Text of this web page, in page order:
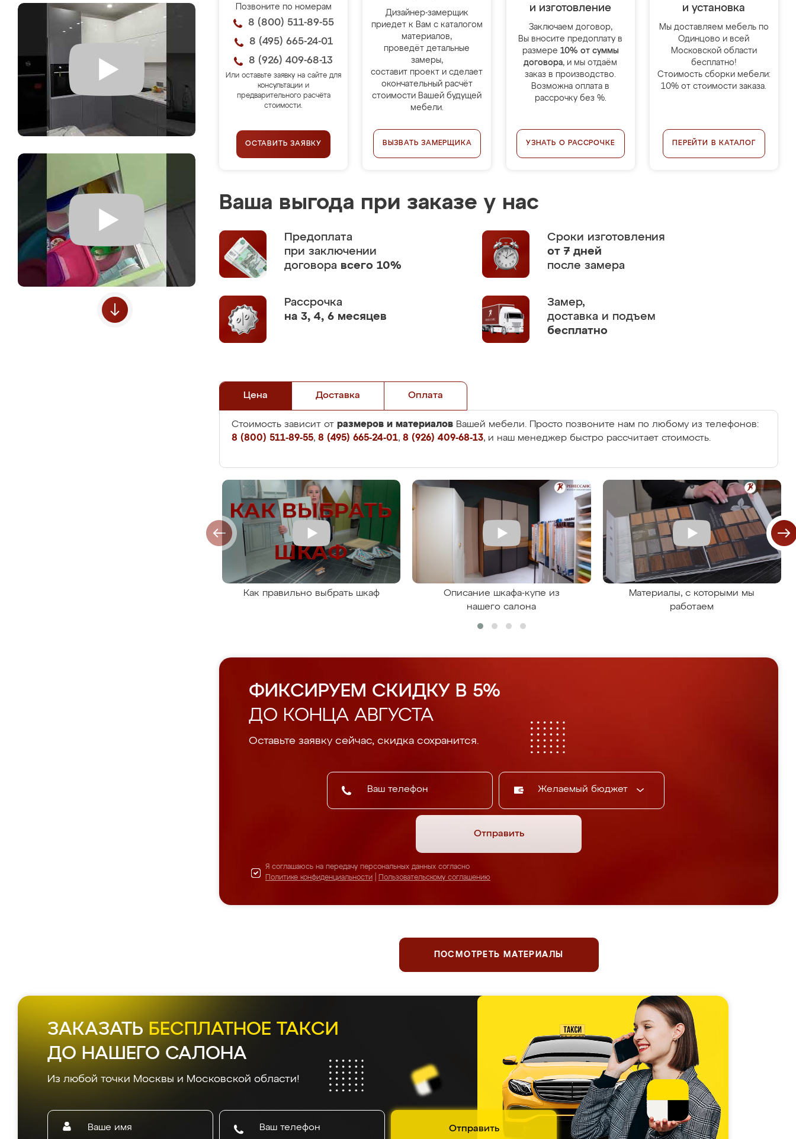
Позвоните по номерам
8 (800) 511-89-55
8 (495) 665-24-01
8 (926) 409-68-13
Или оставьте заявку на сайте для
консультации и
предварительного расчёта
стоимости.
ОСТАВИТЬ ЗАЯВКУ
Дизайнер-замерщик
приедет к Вам с каталогом
материалов,
проведёт детальные
замеры,
составит проект и сделает
окончательный расчёт
стоимости Вашей будущей
мебели.
ВЫЗВАТЬ ЗАМЕРЩИКА
и изготовление
Заключаем договор,
Вы вносите предоплату в
размере 10% от суммы
договора, и мы отдаём
заказ в производство.
Возможна оплата в
рассрочку без %.
УЗНАТЬ О РАССРОЧКЕ
и установка
Мы доставляем мебель по
Одинцово и всей
Московской области
бесплатно!
Стоимость сборки мебели:
10% от стоимости заказа.
ПЕРЕЙТИ В КАТАЛОГ
Ваша выгода при заказе у нас
Предоплата
при заключении
договора всего 10%
Сроки изготовления
от 7 дней
после замера
Рассрочка
на 3, 4, 6 месяцев
Замер,
доставка и подъем
бесплатно
Цена Доставка Оплата
Стоимость зависит от размеров и материалов Вашей мебели. Просто позвоните нам по любому из телефонов:
8 (800) 511-89-55, 8 (495) 665-24-01, 8 (926) 409-68-13, и наш менеджер быстро рассчитает стоимость.
Как правильно выбрать шкаф
Описание шкафа-купе из
нашего салона
Материалы, с которыми мы
работаем
ФИКСИРУЕМ СКИДКУ В 5%
ДО КОНЦА АВГУСТА
Оставьте заявку сейчас, скидка сохранится.
Желаемый бюджет
Отправить
Я соглашаюсь на передачу персональных данных согласно
Политике конфиденциальности
Пользовательскому соглашению
ПОСМОТРЕТЬ МАТЕРИАЛЫ
ЗАКАЗАТЬ БЕСПЛАТНОЕ ТАКСИ
ДО НАШЕГО САЛОНА
Из любой точки Москвы и Московской области!
Отправить